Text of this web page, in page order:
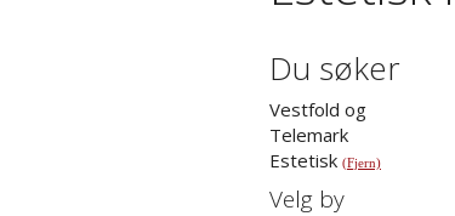
Du søker
Vestfold og
Telemark
Estetisk (Fjern)
Velg by